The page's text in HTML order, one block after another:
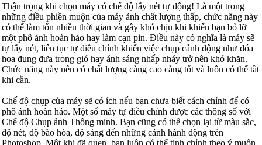
Thận trọng khi chọn máy có chế độ lấy nét tự động! Là một trong
những điều phiền muộn của máy ảnh chất lượng thấp, chức năng này
có thể làm tốn nhiều thời gian và gây khó chịu khi khiến bạn bỏ lỡ
một phô ảnh hoàn hảo hay làm cạn pin. Điều này có nghĩa là máy sẽ
tự lấy nét, liên tục tự điều chỉnh khiến việc chụp cảnh động như đóa
hoa đung đưa trong gió hay ánh sáng nhấp nháy trở nên khó khăn.
Chức năng này nên có chất lượng càng cao càng tốt và luôn có thể tắt
khi cần.
Chế độ chụp của máy sẽ có ích nếu bạn chưa biết cách chỉnh để có
phô ảnh hoàn hảo. Một số máy tự điều chỉnh được các thông số với
Chế độ Chụp ảnh Thông minh. Bạn cũng có thể chọn lại từ màu sắc,
độ nét, độ bão hòa, độ sáng đến những cảnh hành động trên
Photoshop. Một khi đã quen, bạn luôn có thể tinh chỉnh theo ý muốn